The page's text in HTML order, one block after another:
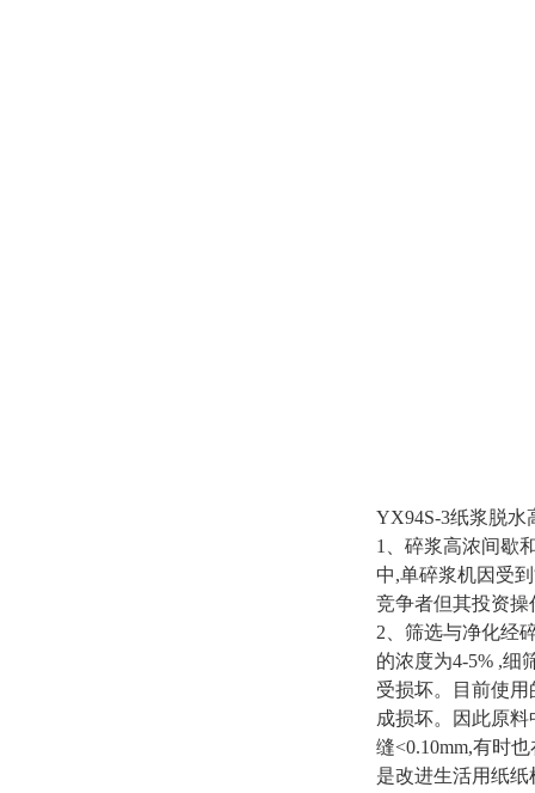
YX94S-3纸浆脱水
1、碎浆高浓间歇
中,单碎浆机因受
竞争者但其投资
2、筛选与净化经
的浓度为4-5% ,细
受损坏。目前使
成损坏。因此原
缝<0.10mm,有时
是改进生活用纸